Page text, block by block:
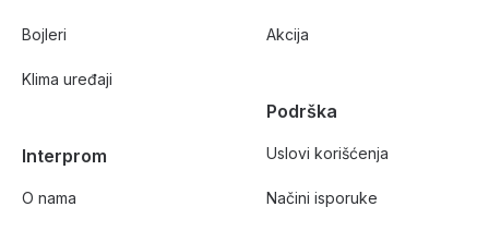
Bojleri
Klima uređaji
Interprom
O nama
Akcija
Podrška
Uslovi korišćenja
Načini isporuke